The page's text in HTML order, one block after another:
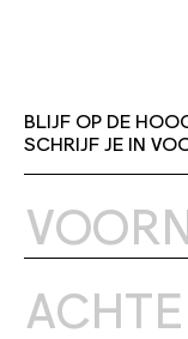
BLIJF OP DE
SCHRIJF JE IN